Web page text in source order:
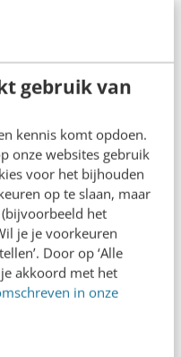
gebruik van
kennis komt opdoen.
onze websites gebruik
voor het bijhouden
op te slaan, maar
het
je je voorkeuren
Door op ‘Alle
akkoord met het
in onze
wellicht wel
socialmedia-
voorop
regulering in hun
dat in 2021
nog verder
door gebruikers